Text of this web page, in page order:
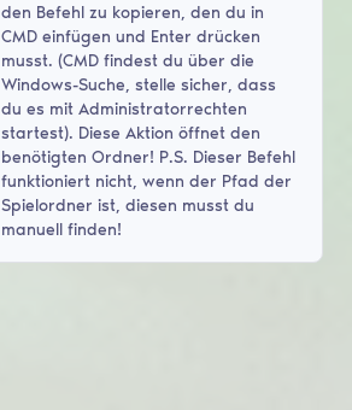
den Befehl zu kopieren, den du in
CMD einfügen und Enter drücken
musst. (CMD findest du über die
Windows-Suche, stelle sicher, dass
du es mit Administratorrechten
startest). Diese Aktion öffnet den
benötigten Ordner! P.S. Dieser Befehl
funktioniert nicht, wenn der Pfad der
Spielordner ist, diesen musst du
manuell finden!